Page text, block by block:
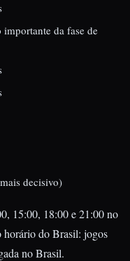
da fase de
decisivo)
15:00, 18:00 e 21:00 no
horário do Brasil: jogos
no Brasil.